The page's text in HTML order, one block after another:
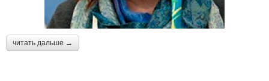
читать дальше →